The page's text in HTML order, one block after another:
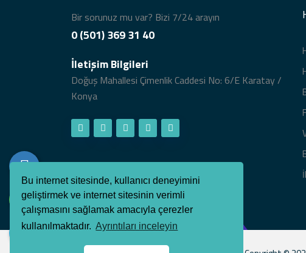
Bu internet sitesinde, kullanıcı deneyimini
geliştirmek ve internet sitesinin verimli
çalışmasını sağlamak amacıyla çerezler
kullanılmaktadır. Ayrıntıları inceleyin
Bir sorunuz mu var? Bizi 7/24 arayın
0 (501) 369 31 40
İletişim Bilgileri
Doğuş Mahallesi Çimenlik Caddesi No: 6/E Karatay /
Konya